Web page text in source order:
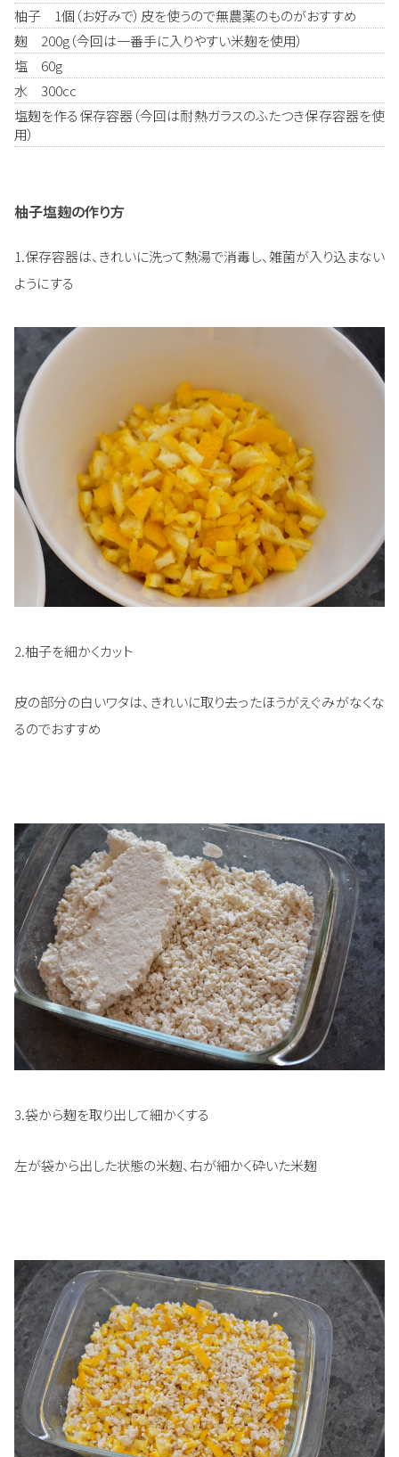
柚子 1個（お好みで）皮を使うので無農薬のものがおすすめ
麹 200g（今回は一番手に入りやすい米麹を使用）
塩 60g
水 300cc
塩麹を作る保存容器（今回は耐熱ガラスのふたつき保存容器を使
用）
柚子塩麹の作り方
1.保存容器は、きれいに洗って熱湯で消毒し、雑菌が入り込まない
ようにする
2.柚子を細かくカット
皮の部分の白いワタは、きれいに取り去ったほうがえぐみがなくな
るのでおすすめ
3.袋から麹を取り出して細かくする
左が袋から出した状態の米麹、右が細かく砕いた米麹